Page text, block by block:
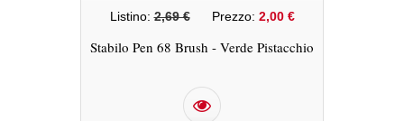
Listino:2,69 €Prezzo: 2,00 €
Stabilo Pen 68 Brush - Verde Pistacchio